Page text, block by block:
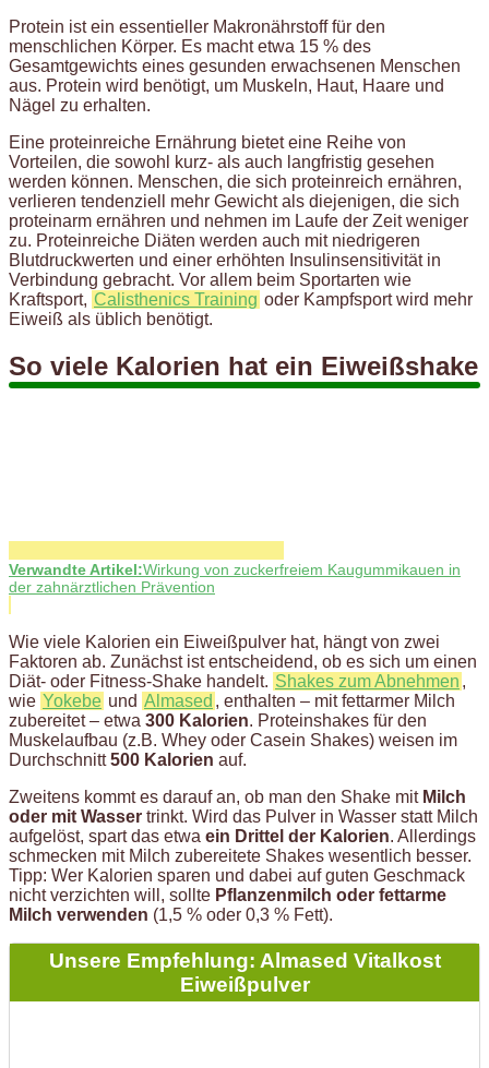
Protein ist ein essentieller Makronährstoff für den
menschlichen Körper. Es macht etwa 15 % des
Gesamtgewichts eines gesunden erwachsenen Menschen
aus. Protein wird benötigt, um Muskeln, Haut, Haare und
Nägel zu erhalten.
Eine proteinreiche Ernährung bietet eine Reihe von
Vorteilen, die sowohl kurz- als auch langfristig gesehen
werden können. Menschen, die sich proteinreich ernähren,
verlieren tendenziell mehr Gewicht als diejenigen, die sich
proteinarm ernähren und nehmen im Laufe der Zeit weniger
zu. Proteinreiche Diäten werden auch mit niedrigeren
Blutdruckwerten und einer erhöhten Insulinsensitivität in
Verbindung gebracht. Vor allem beim Sportarten wie
Kraftsport, Calisthenics Training oder Kampfsport wird mehr
Eiweiß als üblich benötigt.
So viele Kalorien hat ein Eiweißshake
Verwandte Artikel:Wirkung von zuckerfreiem Kaugummikauen in
der zahnärztlichen Prävention
Wie viele Kalorien ein Eiweißpulver hat, hängt von zwei
Faktoren ab. Zunächst ist entscheidend, ob es sich um einen
Diät- oder Fitness-Shake handelt. Shakes zum Abnehmen ,
wie Yokebe und Almased , enthalten – mit fettarmer Milch
zubereitet – etwa 300 Kalorien. Proteinshakes für den
Muskelaufbau (z.B. Whey oder Casein Shakes) weisen im
Durchschnitt500 Kalorien auf.
Zweitens kommt es darauf an, ob man den Shake mit Milch
oder mit Wasser trinkt. Wird das Pulver in Wasser statt Milch
aufgelöst, spart das etwa ein Drittel der Kalorien. Allerdings
schmecken mit Milch zubereitete Shakes wesentlich besser.
Tipp: Wer Kalorien sparen und dabei auf guten Geschmack
nicht verzichten will, sollte Pflanzenmilch oder fettarme
Milch verwenden (1,5 % oder 0,3 % Fett).
Unsere Empfehlung: Almased Vitalkost
Eiweißpulver